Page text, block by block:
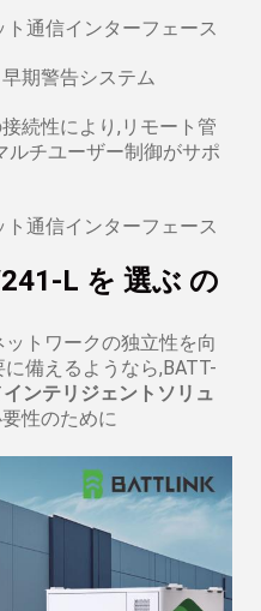
通信インターフェース
期警告システム
続性により,リモート管
ルチユーザー制御がサポ
通信インターフェース
L を 選ぶ の
トワークの独立性を向
備えるようなら,BATT-
インテリジェントソリュ
性のために